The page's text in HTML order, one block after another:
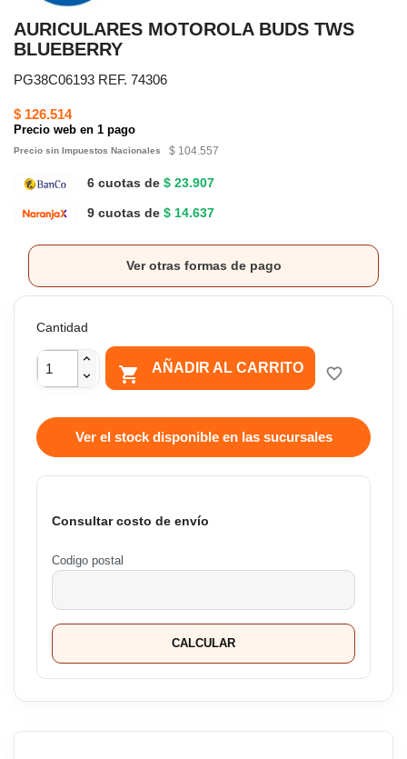
AURICULARES MOTOROLA BUDS TWS
BLUEBERRY
PG38C06193 REF. 74306
$ 126.514
Precio web en 1 pago
Precio sin Impuestos Nacionales $ 104.557
6 cuotas de $ 23.907
9 cuotas de $ 14.637
Ver otras formas de pago
Cantidad
 AÑADIR AL CARRITO favorite_border
Ver el stock disponible en las sucursales
Consultar costo de envío
Codigo postal
CALCULAR